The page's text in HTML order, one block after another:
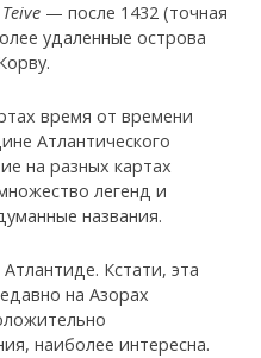
— после 1432 (точная
удаленные острова
время от времени
Атлантического
на разных картах
легенд и
названия.
Кстати, эта
на Азорах
наиболее интересна.